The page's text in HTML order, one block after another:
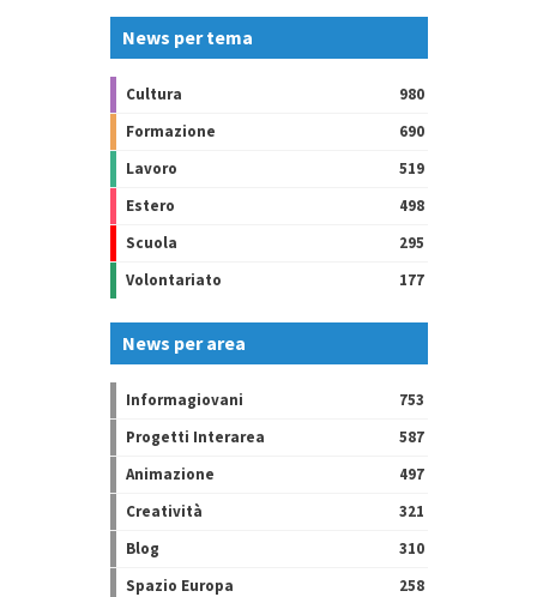
News per tema
Cultura
980
Formazione
690
Lavoro
519
Estero
498
Scuola
295
Volontariato
177
News per area
Informagiovani
753
Progetti Interarea
587
Animazione
497
Creatività
321
Blog
310
Spazio Europa
258